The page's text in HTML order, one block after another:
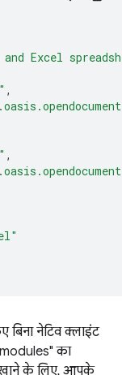
and Excel
,
,
नेटिव क्लाइंट
का
के लिए, आपके